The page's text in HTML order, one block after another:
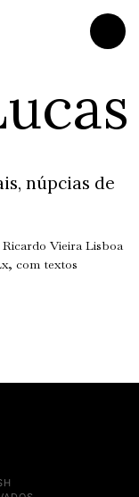
núpcias de
Vieira Lisboa
com textos